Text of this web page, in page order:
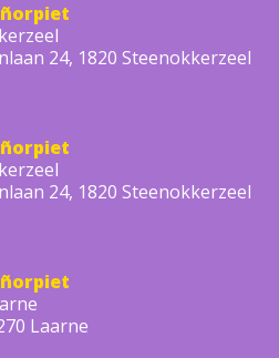
24, 1820 Steenokkerzeel
24, 1820 Steenokkerzeel
Laarne